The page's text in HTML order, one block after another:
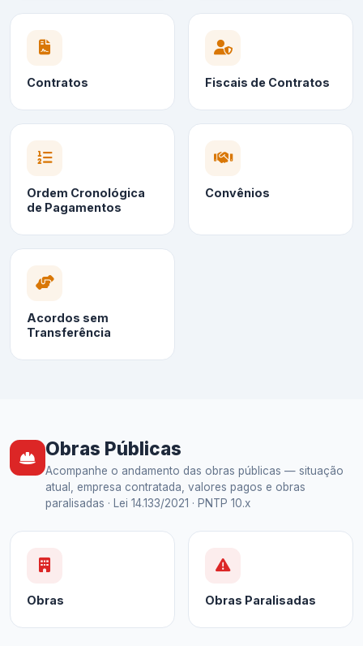
Contratos Fiscais de Contratos
Ordem Cronológica
de Pagamentos
Convênios
Acordos sem
Transferência
Obras Públicas
Acompanhe o andamento das obras públicas — situação
atual, empresa contratada, valores pagos e obras
paralisadas · Lei 14.133/2021 · PNTP 10.x
Obras Obras Paralisadas